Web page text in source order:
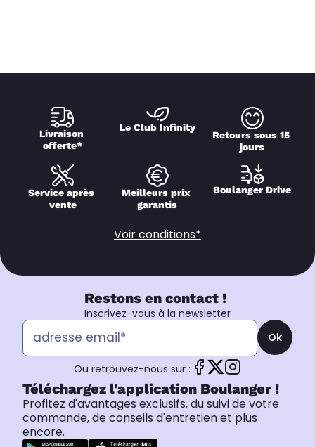
Livraison
offerte*
Le Club Infinity
Retours sous 15
jours
Service après
vente
Meilleurs prix
garantis
Boulanger Drive
Voir conditions*
Restons en contact !
Inscrivez-vous à la newsletter
Ok
Ou retrouvez-nous sur :
Téléchargez l'application Boulanger !
Profitez d'avantages exclusifs, du suivi de votre
commande, de conseils d'entretien et plus
encore.